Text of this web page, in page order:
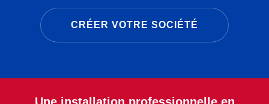
CRÉER VOTRE SOCIÉTÉ
Une installation professionnelle en